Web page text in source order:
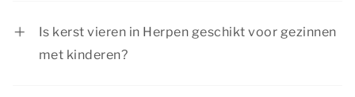
Is kerst vieren in Herpen geschikt voor gezinnen
met kinderen?